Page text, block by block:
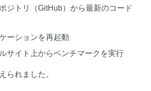
ジトリ（GitHub）から最新のコード
ーションを再起動
サイト上からベンチマークを実行
られました。